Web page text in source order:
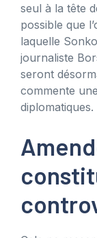
seul à la tête
possible que
laquelle
journaliste
seront
commente
diplomatiques.